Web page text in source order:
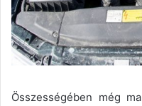
Összességében még